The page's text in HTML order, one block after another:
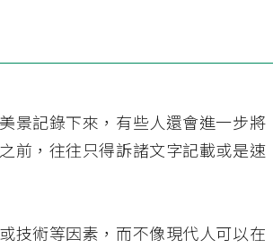
景記錄下來，有些人還會進一步將
前，往往只得訴諸文字記載或是速
技術等因素，而不像現代人可以在